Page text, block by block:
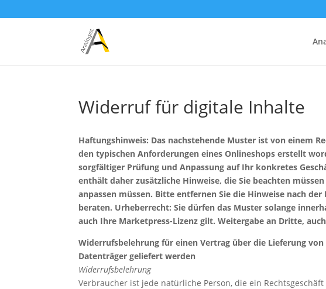
Widerruf für digitale Inhalte
Haftungshinweis: Das nachstehende Muster ist von einem
den typischen Anforderungen eines Onlineshops erstellt
sorgfältiger Prüfung und Anpassung auf Ihr konkretes
enthält daher zusätzliche Hinweise, die Sie beachten
anpassen müssen. Bitte entfernen Sie die Hinweise nach
beraten. Urheberrecht: Sie dürfen das Muster solange
auch Ihre Marketpress-Lizenz gilt. Weitergabe an Dritte,
Widerrufsbelehrung für einen Vertrag über die Lieferung
Datenträger geliefert werden
Widerrufsbelehrung
Verbraucher ist jede natürliche Person, die ein